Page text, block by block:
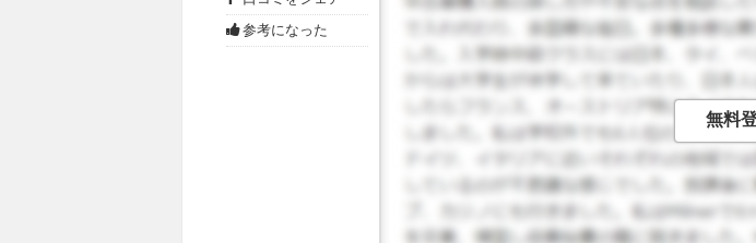
参考になった
に会いません。 今はある程度観光地化され
わかりません。現地で生活される際は現在
目の前が海！という好立地な場所がたくさ
全重視な生活がしたいならお勧めの場所です